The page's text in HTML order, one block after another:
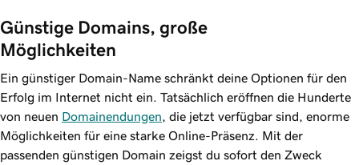
Günstige Domains, große
Möglichkeiten
Ein günstiger Domain-Name schränkt deine Optionen für den
Erfolg im Internet nicht ein. Tatsächlich eröffnen die Hunderte
von neuen Domainendungen , die jetzt verfügbar sind, enorme
Möglichkeiten für eine starke Online-Präsenz. Mit der
passenden günstigen Domain zeigst du sofort den Zweck